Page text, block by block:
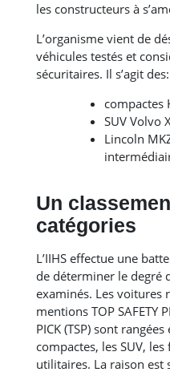
les constructeurs à
L’organisme vient de
véhicules testés et
sécuritaires. Il s’agit des:
compactes
SUV Volvo
Lincoln
Un
catégories
L’IIHS effectue une
de déterminer le degré
examinés. Les voitures
mentions TOP SAFETY
PICK (TSP) sont
compactes, les SUV,
utilitaires. La raison est